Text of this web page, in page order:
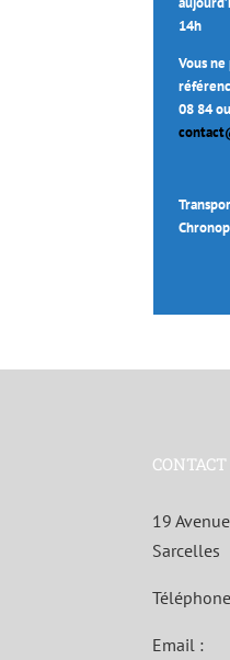
14h
Vous
08 84
CONTACT
19
Sarcelles
Email :